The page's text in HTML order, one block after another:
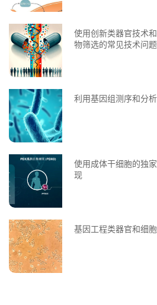
使用创新类器官技术
物筛选的常见技术问
利用基因组测序和分
使用成体干细胞的独
现
基因工程类器官和细